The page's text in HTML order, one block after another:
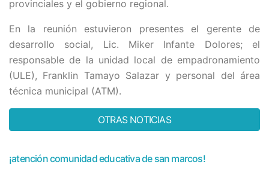
provinciales y el gobierno regional.
En la reunión estuvieron presentes el gerente de
desarrollo social, Lic. Miker Infante Dolores; el
responsable de la unidad local de empadronamiento
(ULE), Franklin Tamayo Salazar y personal del área
técnica municipal (ATM).
OTRAS NOTICIAS
¡atención comunidad educativa de san marcos!